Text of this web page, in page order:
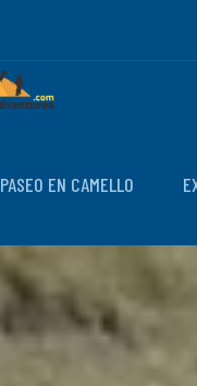
PASEO EN CAMELLO